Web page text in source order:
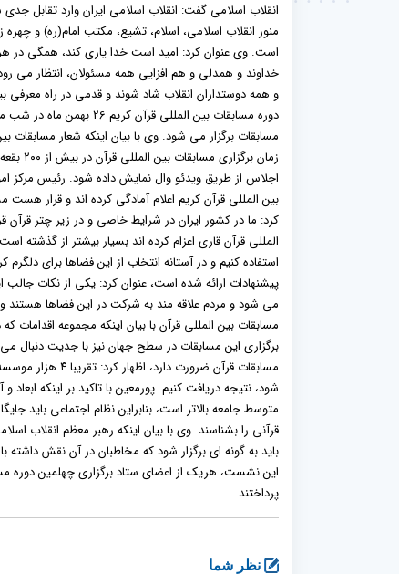
انقلاب اسلامی گفت: انقلاب اسلامی ایران وارد تقابل
منور انقلاب اسلامی، اسلام، تشیع، مکتب امام(ره) و
است. وی عنوان کرد: امید است خدا یاری کند، همگی در هر
خداوند و همدلی و هم افزایی همه مسئولان، انتظار می
و همه دوستداران انقلاب شاد شوند و قدمی در راه معرفی
دوره مسابقات بین
مسابقات برگزار می شود. وی با بیان اینکه شعار
زمان
بین المللی قرآن کریم اعلام آمادگی کرده اند و قرار
کرد: ما در کشور ایران در شرایط خاصی و در زیر چتر قرآن
المللی قرآن قاری اعزام کرده اند بسیار بیشتر از گذشته
استفاده کنیم و در آستانه انتخاب از این فضاها برای
پیشنهادات ارائه شده است، عنوان کرد: یکی از نکات
می شود و مردم علاقه مند به شرکت در این فضاها هستند
مسابقات بین المللی قرآن با بیان اینکه مجموعه
برگزاری این مسابقات در سطح جهان نیز با جدیت دنبال
مسابقات قرآن
شود، نتیجه دریافت کنیم. پورمعین با تاکید بر اینکه
متوسط جامعه بالاتر است، بنابراین نظام اجتماعی باید
باید به گونه ای برگزار شود که مخاطبان در آن نقش داشته
این نشست، هریک از اعضای ستاد برگزاری چهلمین دوره
پرداختند.
نظر شما